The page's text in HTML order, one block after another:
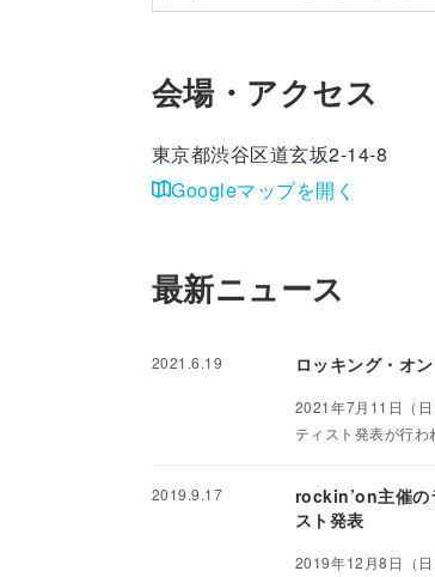
会場・アクセス
東京都渋谷区道玄坂2-14-8
Googleマップを開く
最新ニュース
2021.6.19 ロッキング・オ
2021年7月11日（
ティスト発表が行わ
2019.9.17
rockin’on主催の
スト発表
2019年12月8日（